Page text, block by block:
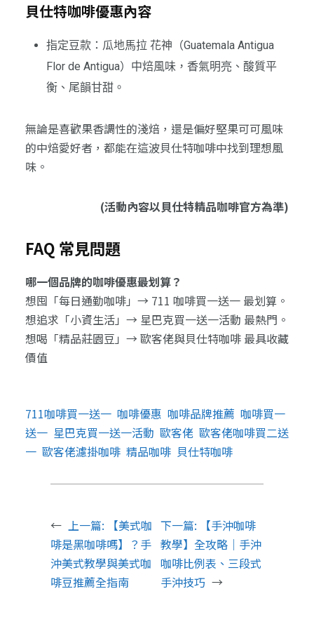
貝仕特咖啡優惠內容
指定豆款：瓜地馬拉 花神（Guatemala Antigua
Flor de Antigua）中焙風味，香氣明亮、酸質平
衡、尾韻甘甜。
無論是喜歡果香調性的淺焙，還是偏好堅果可可風味
的中焙愛好者，都能在這波貝仕特咖啡中找到理想風
味。
(活動內容以貝仕特精品咖啡官方為準)
FAQ 常見問題
哪一個品牌的咖啡優惠最划算？
想囤「每日通勤咖啡」→ 711 咖啡買一送一 最划算。
想追求「小資生活」→ 星巴克買一送一活動 最熱門。
想喝「精品莊園豆」→ 歐客佬與貝仕特咖啡 最具收藏
價值
711咖啡買一送一 咖啡優惠 咖啡品牌推薦 咖啡買一
送一 星巴克買一送一活動 歐客佬 歐客佬咖啡買二送
一 歐客佬濾掛咖啡 精品咖啡 貝仕特咖啡
← 上一篇:
【美式咖
啡是黑咖啡嗎】？手
沖美式教學與美式咖
啡豆推薦全指南
下一篇:
【手沖咖啡
教學】全攻略｜手沖
咖啡比例表、三段式
手沖技巧 →